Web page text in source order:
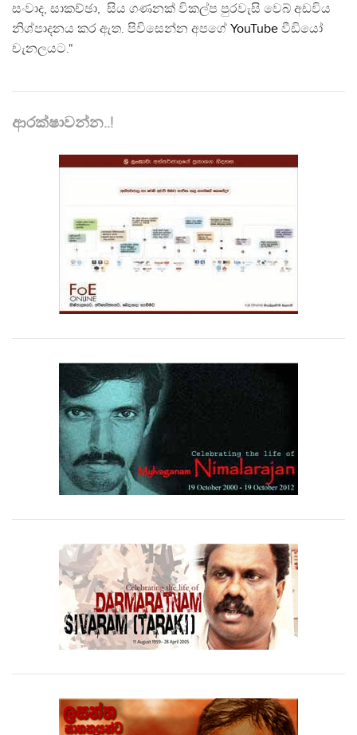
සංවාද, සාකච්ඡා, සිය ගණනක් විකල්ප පුරවැසි වෙබ් අඩවිය
නිශ්පාදනය කර ඇත. පිවිසෙන්න අපගේ YouTube වීඩියෝ
චැනලයට."
ආරක්ෂාවන්න..!